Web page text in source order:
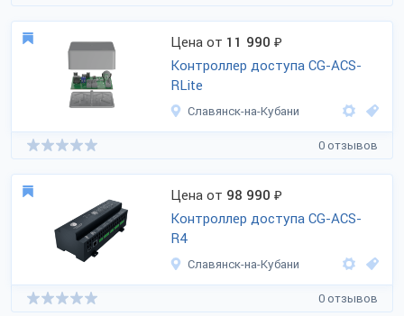
Цена от 11 990 ₽
Контроллер доступа CG-ACS-
RLite
Славянск-на-Кубани
0 отзывов
Цена от 98 990 ₽
Контроллер доступа CG-ACS-
R4
Славянск-на-Кубани
0 отзывов